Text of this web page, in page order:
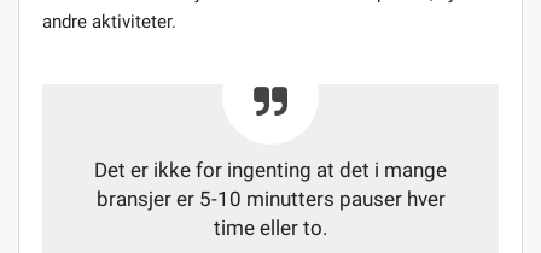
andre aktiviteter.
Det er ikke for ingenting at det i mange
bransjer er 5-10 minutters pauser hver
time eller to.